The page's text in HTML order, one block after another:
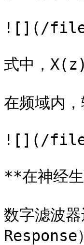
![](/files/-
式中，
在频域内
![](/
**在神经
数字滤波